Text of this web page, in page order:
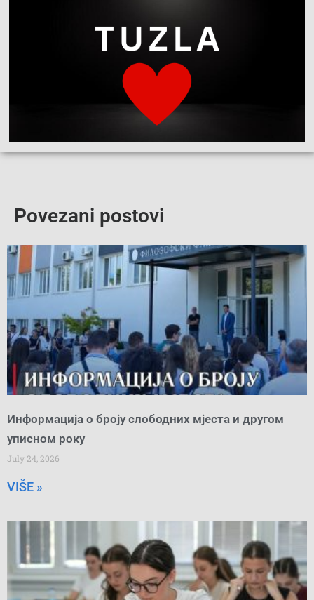
Povezani postovi
Информација о броју слободних мјеста и другом
уписном року
July 24, 2026
VIŠE »